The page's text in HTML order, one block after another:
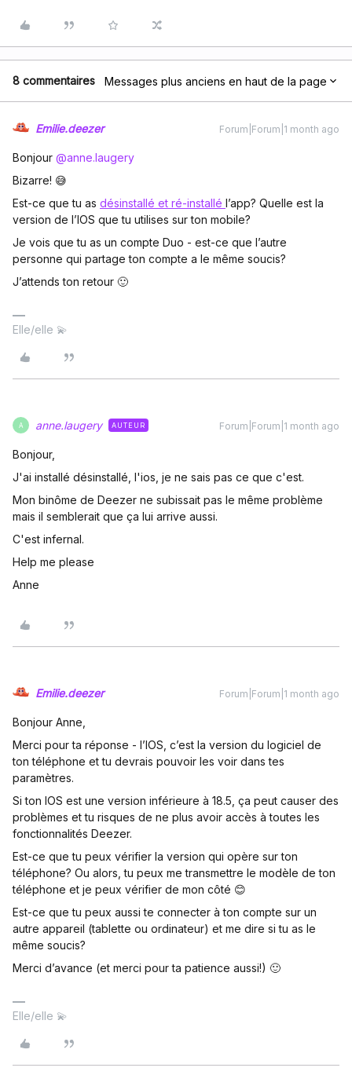
8 commentaires Messages plus anciens en haut de la page
Emilie.deezer Forum|Forum|1 month ago
Bonjour ​ @anne.laugery
Bizarre! 😅
Est-ce que tu as désinstallé et ré-installé l’app? Quelle est la
version de l’IOS que tu utilises sur ton mobile?
Je vois que tu as un compte Duo - est-ce que l’autre
personne qui partage ton compte a le même soucis?
J’attends ton retour 🙂
Elle/elle 💫
A anne.laugery AUTEUR Forum|Forum|1 month ago
Bonjour,
J'ai installé désinstallé, l'ios, je ne sais pas ce que c'est.
Mon binôme de Deezer ne subissait pas le même problème
mais il semblerait que ça lui arrive aussi.
C'est infernal.
Help me please
Anne
Emilie.deezer Forum|Forum|1 month ago
Bonjour Anne,
Merci pour ta réponse - l’IOS, c’est la version du logiciel de
ton téléphone et tu devrais pouvoir les voir dans tes
paramètres.
Si ton IOS est une version inférieure à 18.5, ça peut causer des
problèmes et tu risques de ne plus avoir accès à toutes les
fonctionnalités Deezer.
Est-ce que tu peux vérifier la version qui opère sur ton
téléphone? Ou alors, tu peux me transmettre le modèle de ton
téléphone et je peux vérifier de mon côté 😊
Est-ce que tu peux aussi te connecter à ton compte sur un
autre appareil (tablette ou ordinateur) et me dire si tu as le
même soucis?
Merci d’avance (et merci pour ta patience aussi!) 🙂
Elle/elle 💫